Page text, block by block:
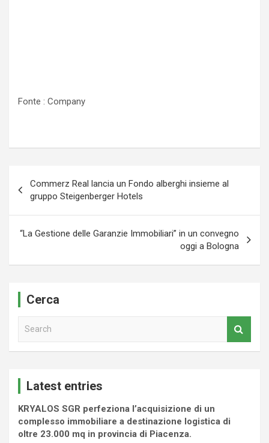
Fonte : Company
articoli
Commerz Real lancia un Fondo alberghi insieme al
gruppo Steigenberger Hotels
“La Gestione delle Garanzie Immobiliari” in un convegno
oggi a Bologna
Cerca
Latest entries
KRYALOS SGR perfeziona l’acquisizione di un
complesso immobiliare a destinazione logistica di
oltre 23.000 mq in provincia di Piacenza.